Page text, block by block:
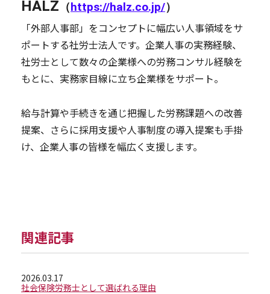
HALZ （https://halz.co.jp/）
「外部人事部」をコンセプトに幅広い人事領域をサ
ポートする社労士法人です。企業人事の実務経験、
社労士として数々の企業様への労務コンサル経験を
もとに、実務家目線に立ち企業様をサポート。
給与計算や手続きを通じ把握した労務課題への改善
提案、さらに採用支援や人事制度の導入提案も手掛
け、企業人事の皆様を幅広く支援します。
関連記事
2026.03.17
社会保険労務士として選ばれる理由